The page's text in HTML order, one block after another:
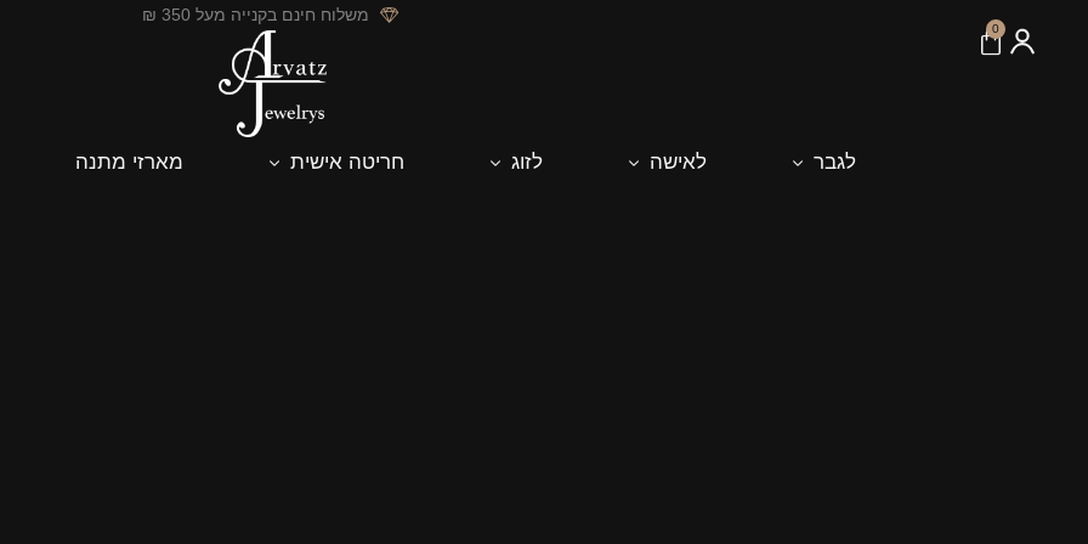
משלוח חינם בקנייה מעל 350 ₪
0
לגבר לאישה לזוג חריטה אישית מארזי מתנה